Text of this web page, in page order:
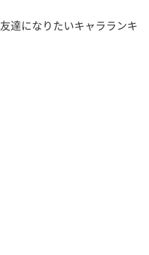
達になりたいキャラランキ